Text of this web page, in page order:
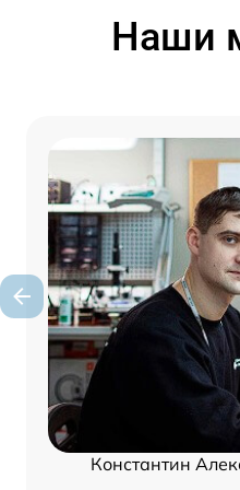
Наши
Константин